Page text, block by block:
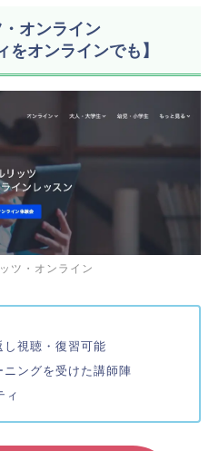
オンライン
をオンラインでも】
ツ・オンライン
視聴・復習可能
ングを受けた講師陣
ィ